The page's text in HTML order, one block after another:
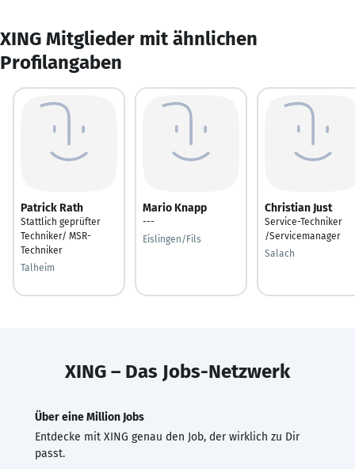
XING Mitglieder mit ähnlichen
Profilangaben
Patrick Rath
Stattlich geprüfter
Techniker/ MSR-
Techniker
Talheim
Mario Knapp
---
Eislingen/Fils
Christian Just
Service-Techniker
/Servicemanager
Salach
XING – Das Jobs-Netzwerk
Über eine Million Jobs
Entdecke mit XING genau den Job, der wirklich zu Dir
passt.